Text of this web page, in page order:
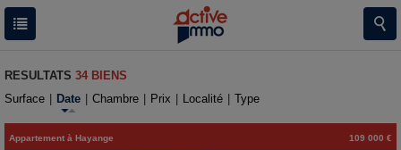
RESULTATS 34 BIENS
Surface
Date Chambre Prix Localité Type
Appartement à Hayange 109 000 €